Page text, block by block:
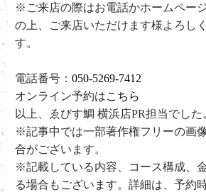
※ご来店の際はお電話かホームペー
の上、ご来店いただけます様よろし
す。
電話番号：050-5269-7412
オンライン予約はこちら
以上、ゑびす鯛 横浜店PR担当でした
※記事中では一部著作権フリーの画
合がございます。
※記載している内容、コース構成、
る場合もございます。詳細は、予約